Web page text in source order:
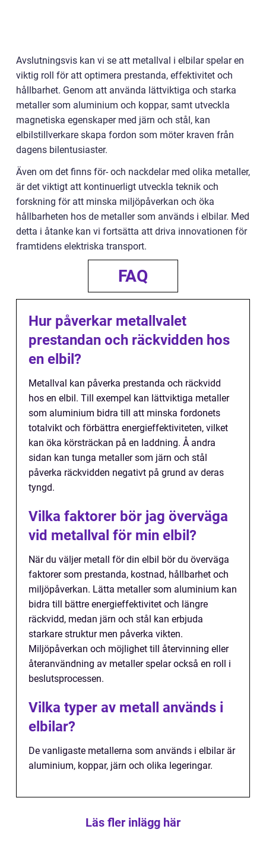
Avslutningsvis kan vi se att metallval i elbilar spelar en
viktig roll för att optimera prestanda, effektivitet och
hållbarhet. Genom att använda lättviktiga och starka
metaller som aluminium och koppar, samt utveckla
magnetiska egenskaper med järn och stål, kan
elbilstillverkare skapa fordon som möter kraven från
dagens bilentusiaster.
Även om det finns för- och nackdelar med olika metaller,
är det viktigt att kontinuerligt utveckla teknik och
forskning för att minska miljöpåverkan och öka
hållbarheten hos de metaller som används i elbilar. Med
detta i åtanke kan vi fortsätta att driva innovationen för
framtidens elektriska transport.
FAQ
Hur påverkar metallvalet
prestandan och räckvidden hos
en elbil?
Metallval kan påverka prestanda och räckvidd
hos en elbil. Till exempel kan lättviktiga metaller
som aluminium bidra till att minska fordonets
totalvikt och förbättra energieffektiviteten, vilket
kan öka körsträckan på en laddning. Å andra
sidan kan tunga metaller som järn och stål
påverka räckvidden negativt på grund av deras
tyngd.
Vilka faktorer bör jag överväga
vid metallval för min elbil?
När du väljer metall för din elbil bör du överväga
faktorer som prestanda, kostnad, hållbarhet och
miljöpåverkan. Lätta metaller som aluminium kan
bidra till bättre energieffektivitet och längre
räckvidd, medan järn och stål kan erbjuda
starkare struktur men påverka vikten.
Miljöpåverkan och möjlighet till återvinning eller
återanvändning av metaller spelar också en roll i
beslutsprocessen.
Vilka typer av metall används i
elbilar?
De vanligaste metallerna som används i elbilar är
aluminium, koppar, järn och olika legeringar.
Läs fler inlägg här